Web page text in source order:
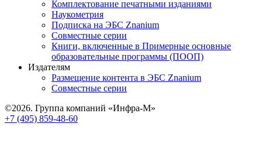
Комплектование печатными изданиями
Наукометрия
Подписка на ЭБС Znanium
Совместные серии
Книги, включенные в Примерные основные
образовательные программы (ПООП)
Издателям
Размещение контента в ЭБС Znanium
Совместные серии
©2026. Группа компаний «Инфра-М»
+7 (495) 859-48-60